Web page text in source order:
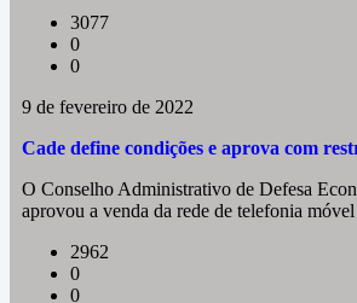
3077
0
0
9 de fevereiro de 2022
Cade define condições e aprova com
O Conselho Administrativo de Defesa
aprovou a venda da rede de telefonia
2962
0
0